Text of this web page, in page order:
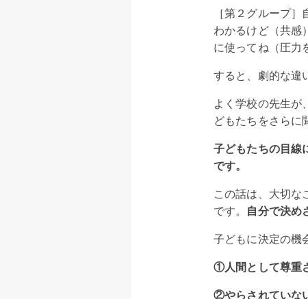
［第２グループ
わかるけど（共感
に使ってね（圧力
すると、劇的な違
よく学校の先生が
どもたちをさらに
子どもたちの目線
です。
この話は、大切な
です。 自分で決め
子どもに決定の機
①人間として尊重
②やらされていな